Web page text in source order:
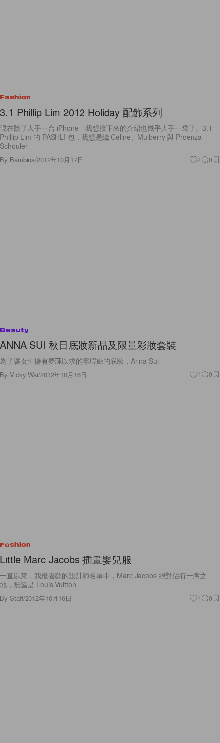
Fashion
3.1 Phillip Lim 2012 Holiday 配飾系列
現在除了人手一台 iPhone，我想接下來的介紹也幾乎人手一袋了。3.1
Phillip Lim 的 PASHLI 包，我想是繼 Celine、Mulberry 與 Proenza
Schouler
By Bambina/2012年10月17日 2 0
Beauty
ANNA SUI 秋日底妝新品及限量彩妝套裝
為了讓女生擁有夢寐以求的零瑕疵的底妝，Anna Sui
By Vicky Wai/2012年10月16日 1 0
Fashion
Little Marc Jacobs 插畫嬰兒服
一直以來，我最喜歡的設計師名單中，Marc Jacobs 絕對佔有一席之
地，無論是 Louis Vuitton
By Staff/2012年10月16日 1 0